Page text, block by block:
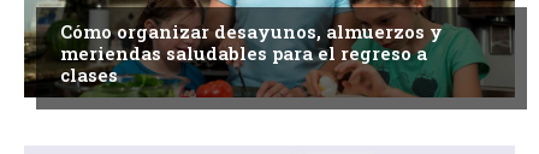
Cómo organizar desayunos, almuerzos y
meriendas saludables para el regreso a
clases